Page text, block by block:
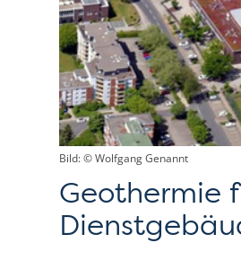
Bild: © Wolfgang Genannt
Geothermie